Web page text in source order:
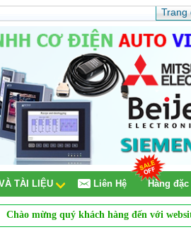
Trang
TÀI LIỆU Liên Hệ Hàng
mừng quý khách hàng đến với website